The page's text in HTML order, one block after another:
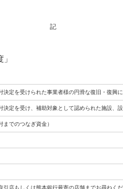
記
決定を受けられた事業者様の円滑な復旧・復興
決定を受け、補助対象として認められた施設、
までのつなぎ資金）
引店もしくは熊本銀行最寄の店舗までお尋ねくだ